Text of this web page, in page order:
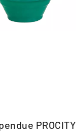
PROCITY